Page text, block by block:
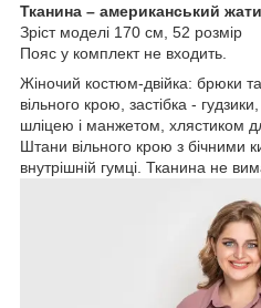
Тканина – американський
Зріст моделі 170 см, 52 розмір
Пояс у комплект не входить.
Жіночий костюм-двійка: брюки
вільного крою, застібка -
шліцею і манжетом, хлястиком
Штани вільного крою з бічними
внутрішній гумці. Тканина не